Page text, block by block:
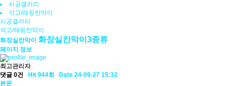
시공갤러리
석고/래핑칸막이
시공갤러리
석고/래핑칸막이
화장실칸막이 화장실칸막이3종류
페이지 정보
최고관리자
댓글 0건
Hit 944회
Date 24-09-27 15:32
본문